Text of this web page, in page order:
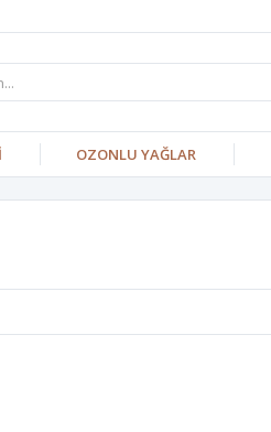
OZONLU YAĞLAR